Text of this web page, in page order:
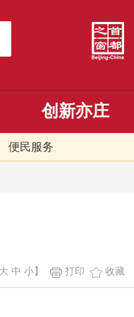
便民服务
创新亦庄
中 小 】 打印 收藏